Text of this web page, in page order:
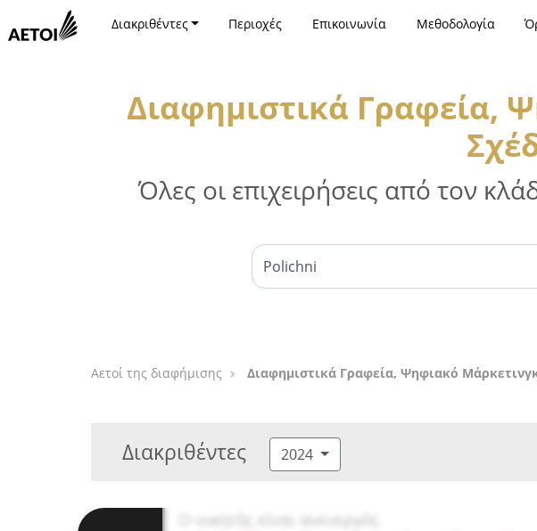
Διακριθέντες Περιοχές Επικοινωνία Μεθοδολογία
Διαφημιστικά Γραφεία,
Όλες οι επιχειρήσεις από τον
Αετοί της διαφήμισης Διαφημιστικά Γραφεία, Ψηφιακό
Διακριθέντες 2024
Ο νικητής είναι ανενεργός